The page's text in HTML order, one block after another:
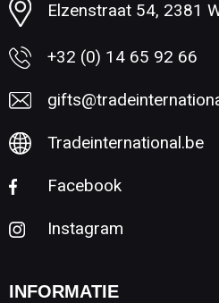
Elzenstraat 54, 2381
+32 (0) 14 65 92 66
Tradeinternational.be
Facebook
Instagram
INFORMATIE